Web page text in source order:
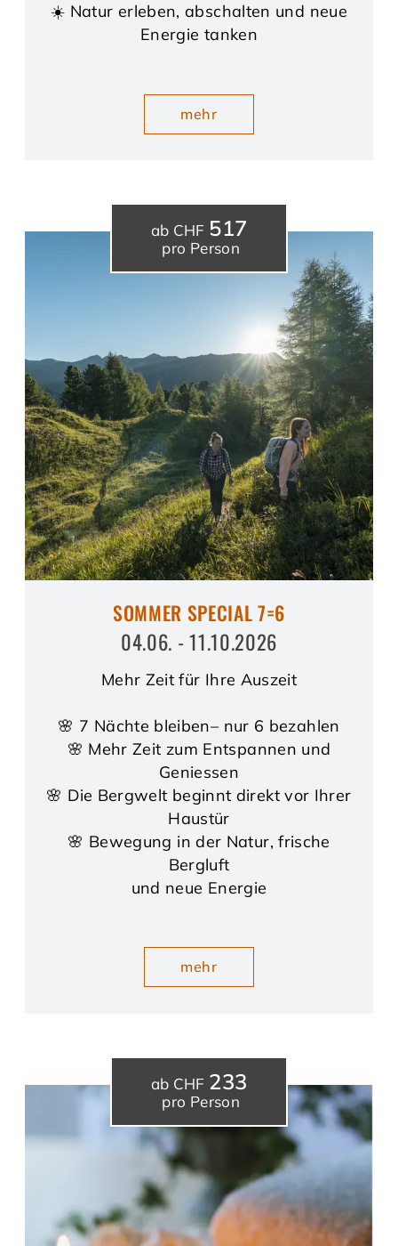
☀️ Natur erleben, abschalten und neue
Energie tanken
mehr
ab CHF 517
pro Person
SOMMER SPECIAL 7=6
04.06. - 11.10.2026
Mehr Zeit für Ihre Auszeit
🌸 7 Nächte bleiben– nur 6 bezahlen
🌸 Mehr Zeit zum Entspannen und
Geniessen
🌸 Die Bergwelt beginnt direkt vor Ihrer
Haustür
🌸 Bewegung in der Natur, frische
Bergluft
und neue Energie
mehr
ab CHF 233
pro Person